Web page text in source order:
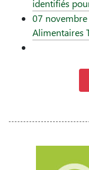
identifiés
07
Alimentaires